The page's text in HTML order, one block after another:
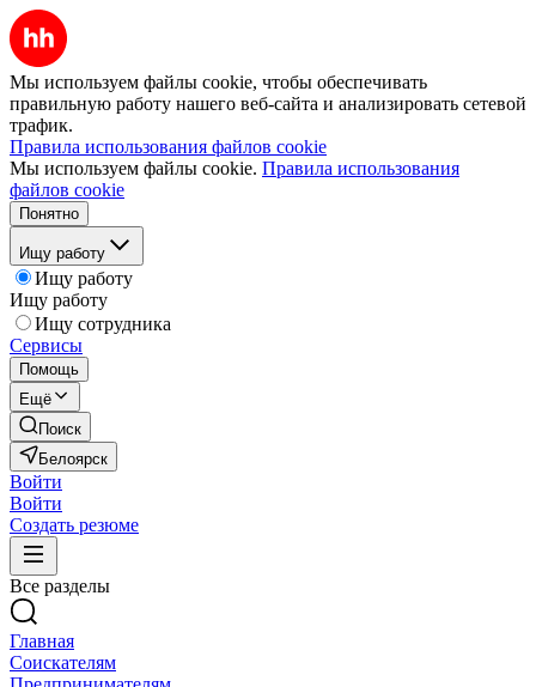
Мы используем файлы cookie, чтобы обеспечивать
правильную работу нашего веб-сайта и анализировать сетевой
трафик.
Правила использования файлов cookie
Мы используем файлы cookie. Правила использования
файлов cookie
Понятно
Ищу работу
Ищу работу
Ищу работу
Ищу сотрудника
Сервисы
Помощь
Ещё
Поиск
Белоярск
Войти
Войти
Создать резюме
Все разделы
Главная
Соискателям